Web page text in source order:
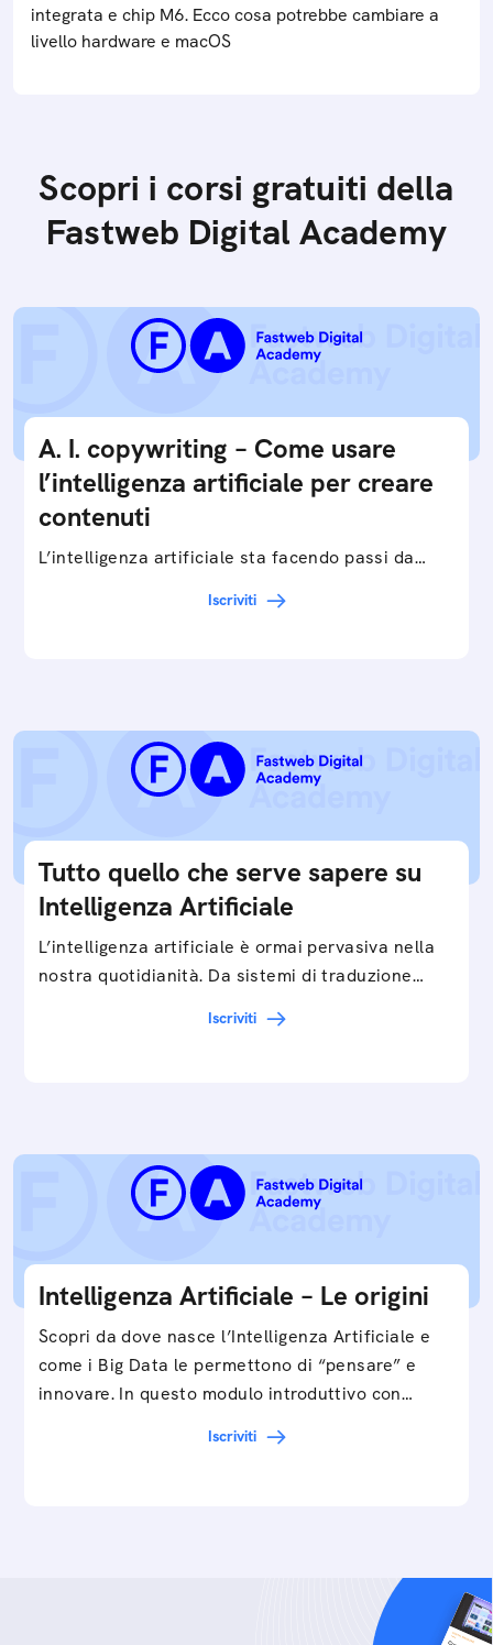
integrata e chip M6. Ecco cosa potrebbe cambiare a
livello hardware e macOS
Scopri i corsi gratuiti della
Fastweb Digital Academy
A. I. copywriting – Come usare
l’intelligenza artificiale per creare
contenuti
L’intelligenza artificiale sta facendo passi da
interpretazione dei big data ai chatbot e virtual…
Iscriviti
Tutto quello che serve sapere su
Intelligenza Artificiale
L’intelligenza artificiale è ormai pervasiva nella
nostra quotidianità. Da sistemi di traduzione
Iscriviti
Intelligenza Artificiale – Le origini
Scopri da dove nasce l’Intelligenza Artificiale e
come i Big Data le permettono di “pensare” e
innovare. In questo modulo introduttivo con
Iscriviti